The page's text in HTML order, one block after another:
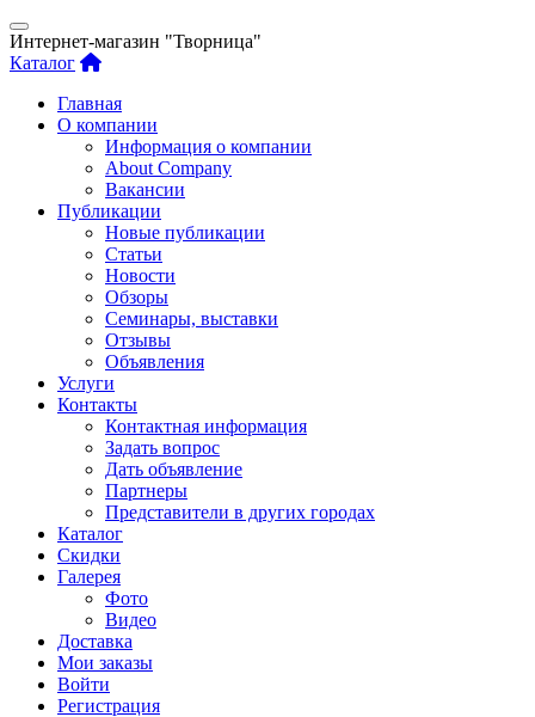
Интернет-магазин "Творница"
Каталог
Главная
О компании
Информация о компании
About Company
Вакансии
Публикации
Новые публикации
Статьи
Новости
Обзоры
Семинары, выставки
Отзывы
Объявления
Услуги
Контакты
Контактная информация
Задать вопрос
Дать объявление
Партнеры
Представители в других городах
Каталог
Скидки
Галерея
Фото
Видео
Доставка
Мои заказы
Войти
Регистрация